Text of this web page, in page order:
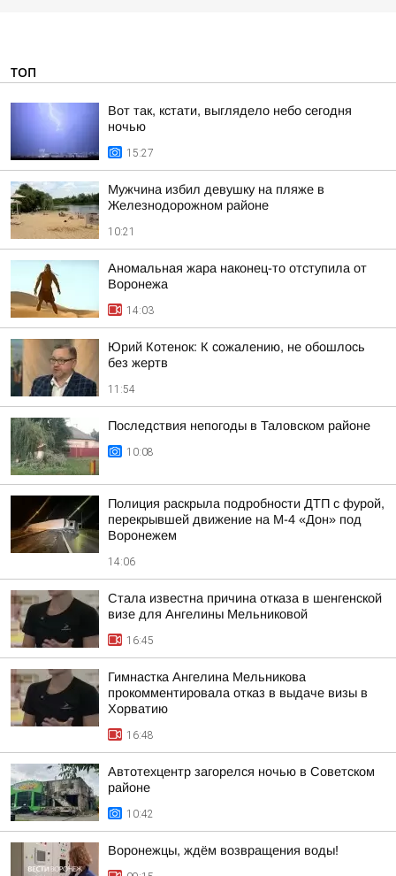
ТОП
Вот так, кстати, выглядело небо сегодня
ночью
15:27
Мужчина избил девушку на пляже в
Железнодорожном районе
10:21
Аномальная жара наконец-то отступила от
Воронежа
14:03
Юрий Котенок: К сожалению, не обошлось
без жертв
11:54
Последствия непогоды в Таловском районе
10:08
Полиция раскрыла подробности ДТП с фурой,
перекрывшей движение на М-4 «Дон» под
Воронежем
14:06
Стала известна причина отказа в шенгенской
визе для Ангелины Мельниковой
16:45
Гимнастка Ангелина Мельникова
прокомментировала отказ в выдаче визы в
Хорватию
16:48
Автотехцентр загорелся ночью в Советском
районе
10:42
Воронежцы, ждём возвращения воды!